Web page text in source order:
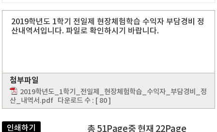
2019학년도 1학기 전일제 현장체험학습 수익자 부담경비 정
산내역서입니다. 파일로 확인하시기 바랍니다.
첨부파일
2019학년도_1학기_전일제_현장체험학습_수익자_부담경비_정
산_내역서.pdf 다운로드 수 : [ 80 ]
인쇄하기 총 51Page중 현재 22Page